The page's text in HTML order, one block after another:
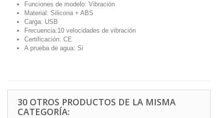
Funciones de modelo: Vibración
Material: Silicona + ABS
Carga: USB
Frecuencia:10 velocidades de vibración
Certificación: CE
A prueba de agua: Si
30 OTROS PRODUCTOS DE LA MISMA
CATEGORÍA: